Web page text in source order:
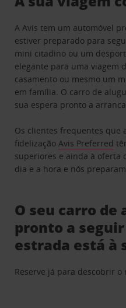
A Avis tem um automóvel
estiver preparado para
mini citadino ou um
elegante para uma viagem
casamento ou mesmo um
em família. O carro de
sua espera pronto a
Os clientes frequentes que
fidelizaçãoAvis Preferred
superiores e ainda à oferta
dia e a hora e nós
O seu carro de
pronto a
estrada está à
Reserve já para descobrir o